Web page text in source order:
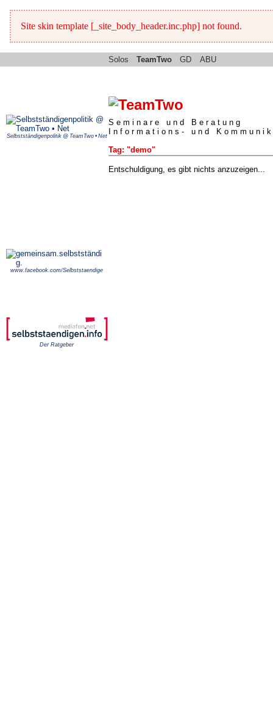
Site skin template [_site_body_header.inc.php] not found.
Solos TeamTwo GD ABU
Seminare und Beratung
Informations- und
Selbstständigenpolitik @ TeamTwo • Net
www.facebook.com/Selbststaendige
Der Ratgeber
Tag: "demo"
Entschuldigung, es gibt nichts anzuzeigen...